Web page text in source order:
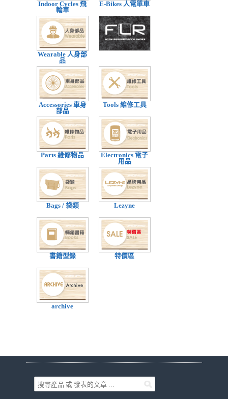
Indoor Cycles 飛
輪車
E-Bikes 人電單車
Wearable 人身部
品
Accessories 車身
部品
Tools 維修工具
Parts 維修物品
Electronics 電子
用品
Bags / 袋類 Lezyne
書籍型錄 特價區
archive